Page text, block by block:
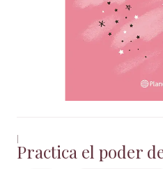
|
Practica el poder